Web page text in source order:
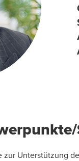
zur Unterstützung